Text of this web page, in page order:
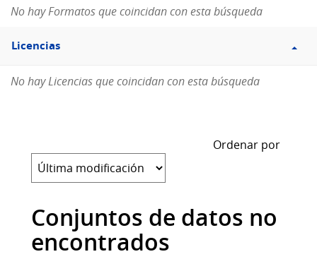
No hay Formatos que coincidan con esta búsqueda
Filtro
Licencias
Licencias
No hay Licencias que coincidan con esta búsqueda
Ordenar por
Conjuntos de datos no
encontrados